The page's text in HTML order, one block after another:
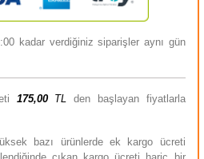
kadar verdiğiniz siparişler aynı gün
175,00 TL den başlayan fiyatlarla
bazı ürünlerde ek kargo ücreti